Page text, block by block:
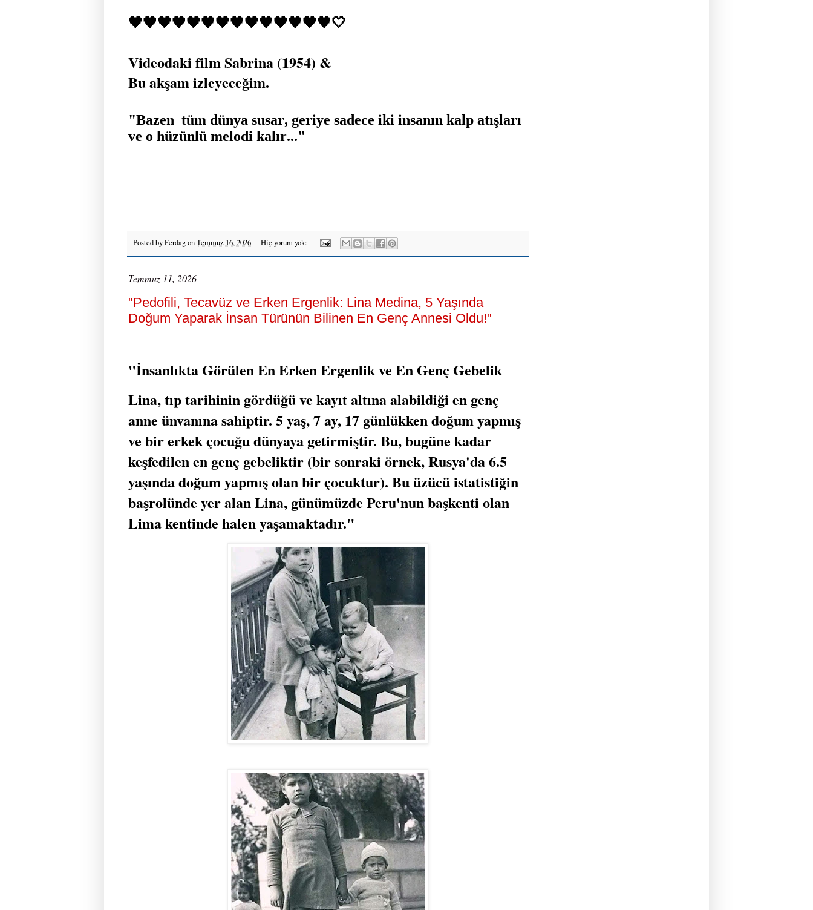
🖤🖤🖤🖤🖤🖤🖤🖤🖤🖤🖤🖤🖤🖤🤍
Videodaki film Sabrina (1954) &
Bu akşam izleyeceğim.
"Bazen tüm dünya susar, geriye sadece iki insanın kalp atışları
ve o hüzünlü melodi kalır..."
Posted byFerdagonTemmuz 16, 2026 Hiç yorum yok:
Temmuz 11, 2026
"Pedofili, Tecavüz ve Erken Ergenlik: Lina Medina, 5 Yaşında
Doğum Yaparak İnsan Türünün Bilinen En Genç Annesi Oldu!"
"İnsanlıkta Görülen En Erken Ergenlik ve En Genç Gebelik
Lina, tıp tarihinin gördüğü ve kayıt altına alabildiği en genç
anne ünvanına sahiptir. 5 yaş, 7 ay, 17 günlükken doğum yapmış
ve bir erkek çocuğu dünyaya getirmiştir. Bu, bugüne kadar
keşfedilen en genç gebeliktir (bir sonraki örnek, Rusya'da 6.5
yaşında doğum yapmış olan bir çocuktur). Bu üzücü istatistiğin
başrolünde yer alan Lina, günümüzde Peru'nun başkenti olan
Lima kentinde halen yaşamaktadır."